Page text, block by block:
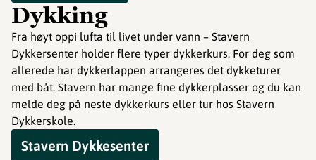
Dykking
Fra høyt oppi lufta til livet under vann – Stavern
Dykkersenter holder flere typer dykkerkurs. For deg som
allerede har dykkerlappen arrangeres det dykketurer
med båt. Stavern har mange fine dykkerplasser og du kan
melde deg på neste dykkerkurs eller tur hos Stavern
Dykkerskole.
Stavern Dykkesenter